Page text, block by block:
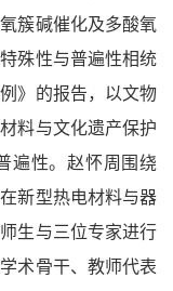
簇碱催化及多酸氧
殊性与普遍性相统
》的报告，以文物
料与文化遗产保护
遍性。赵怀周围绕
新型热电材料与器
生与三位专家进行
术骨干、教师代表